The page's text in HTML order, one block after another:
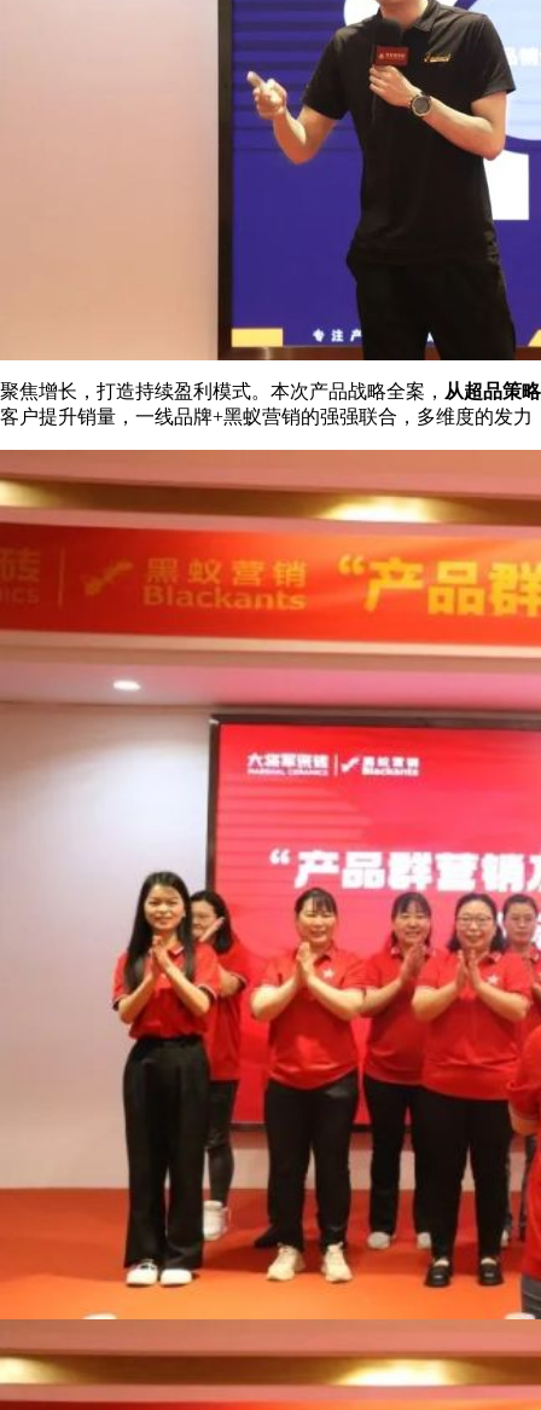
聚焦增长，打造持续盈利模式。本次产品战略全案， 从超品策
客户提升销量，一线品牌+黑蚁营销的强强联合，多维度的发